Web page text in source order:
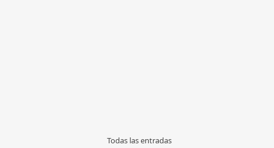
Todas las entradas